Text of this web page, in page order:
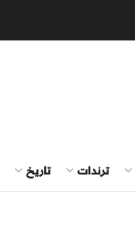
ترندات تاريخ